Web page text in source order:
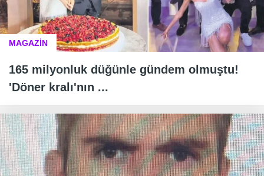
MAGAZİN
165 milyonluk düğünle gündem olmuştu!
'Döner kralı'nın ...